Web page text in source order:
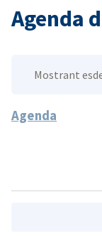
Agenda
Mostrant
Agenda